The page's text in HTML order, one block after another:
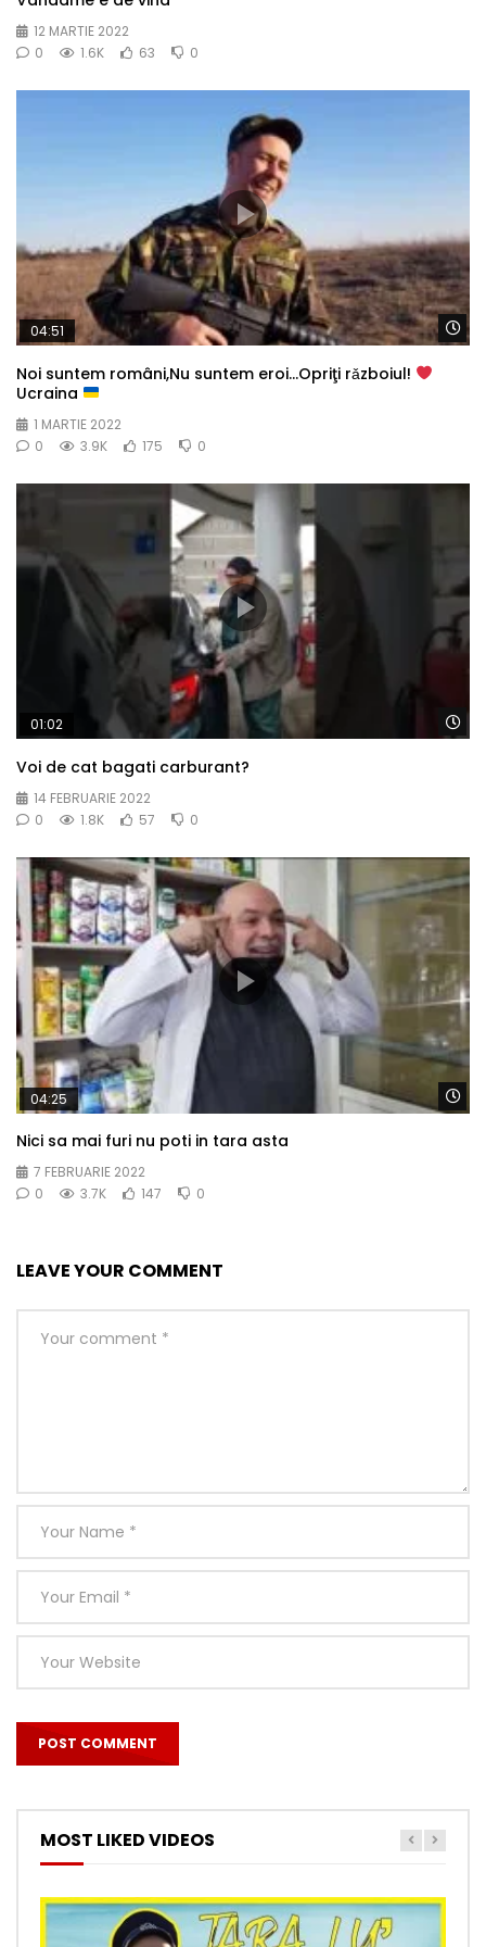
12 MARTIE 2022
0
1.6K 63 0
04:51
Noi suntem români,Nu suntem eroi…Opriţi rǎzboiul!
Ucraina
1 MARTIE 2022
0
3.9K 175 0
01:02
Voi de cat bagati carburant?
14 FEBRUARIE 2022
0
1.8K 57 0
04:25
Nici sa mai furi nu poti in tara asta
7 FEBRUARIE 2022
0
3.7K 147 0
LEAVE YOUR COMMENT
MOST LIKED VIDEOS